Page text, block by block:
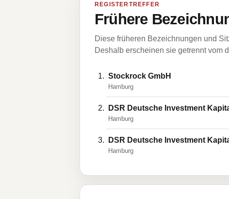
REGISTERTREFFER
Frühere
Diese früheren Bezeichnungen und
Deshalb erscheinen sie getrennt vom
Stockrock GmbH
Hamburg
DSR Deutsche Investment
Hamburg
DSR Deutsche Investment
Hamburg